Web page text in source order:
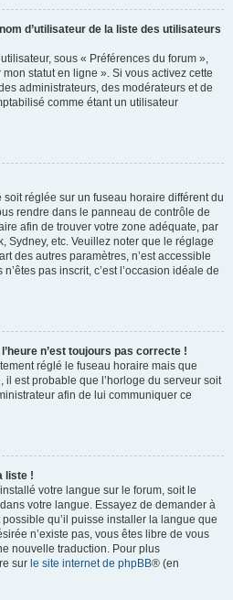
d’utilisateur de la liste des utilisateurs
sous « Préférences du forum »,
statut en ligne ». Si vous activez cette
administrateurs, des modérateurs et de
comme étant un utilisateur
soit réglée sur un fuseau horaire différent du
rendre dans le panneau de contrôle de
afin de trouver votre zone adéquate, par
Sydney, etc. Veuillez noter que le réglage
des autres paramètres, n’est accessible
pas inscrit, c’est l’occasion idéale de
n’est toujours pas correcte !
réglé le fuseau horaire mais que
il est probable que l’horloge du serveur soit
afin de lui communiquer ce
liste !
votre langue sur le forum, soit le
votre langue. Essayez de demander à
qu’il puisse installer la langue que
n’existe pas, vous êtes libre de vous
nouvelle traduction. Pour plus
sur le site internet de phpBB® (en